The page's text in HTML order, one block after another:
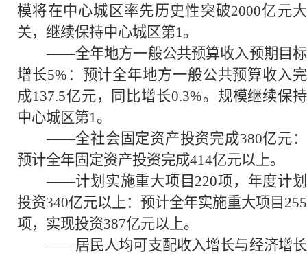
模将在中心城区率先历史性突破2000亿元大
关，继续保持中心城区第1。
——全年地方一般公共预算收入预期目标
增长5%：预计全年地方一般公共预算收入完
成137.5亿元，同比增长0.3%。规模继续保持
中心城区第1。
——全社会固定资产投资完成380亿元：
预计全年固定资产投资完成414亿元以上。
——计划实施重大项目220项，年度计划
投资340亿元以上：预计全年实施重大项目255
项，实现投资387亿元以上。
——居民人均可支配收入增长与经济增长